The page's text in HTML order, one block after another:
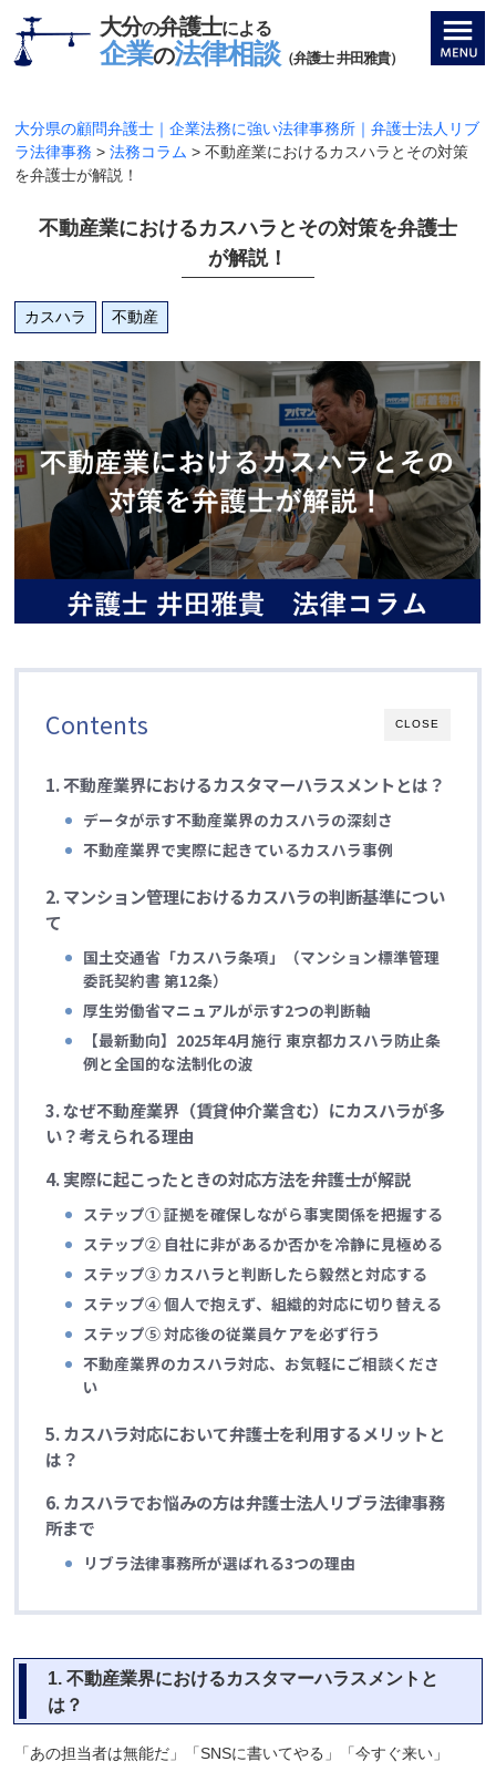
大分の弁護士による
企業の法律相談（弁護士 井田雅貴）
大分県の顧問弁護士｜企業法務に強い法律事務所｜弁護士法人リブ
ラ法律事務 >法務コラム >不動産業におけるカスハラとその対策
を弁護士が解説！
不動産業におけるカスハラとその対策を弁護士
が解説！
カスハラ 不動産
CLOSE
Contents
1.不動産業界におけるカスタマーハラスメントとは？
データが示す不動産業界のカスハラの深刻さ
不動産業界で実際に起きているカスハラ事例
2.マンション管理におけるカスハラの判断基準につい
て
国土交通省「カスハラ条項」（マンション標準管理
委託契約書 第12条）
厚生労働省マニュアルが示す2つの判断軸
【最新動向】2025年4月施行 東京都カスハラ防止条
例と全国的な法制化の波
3.なぜ不動産業界（賃貸仲介業含む）にカスハラが多
い？考えられる理由
4.実際に起こったときの対応方法を弁護士が解説
ステップ① 証拠を確保しながら事実関係を把握する
ステップ② 自社に非があるか否かを冷静に見極める
ステップ③ カスハラと判断したら毅然と対応する
ステップ④ 個人で抱えず、組織的対応に切り替える
ステップ⑤ 対応後の従業員ケアを必ず行う
不動産業界のカスハラ対応、お気軽にご相談くださ
い
5.カスハラ対応において弁護士を利用するメリットと
は？
6.カスハラでお悩みの方は弁護士法人リブラ法律事務
所まで
リブラ法律事務所が選ばれる3つの理由
1. 不動産業界におけるカスタマーハラスメントと
は？
「あの担当者は無能だ」「SNSに書いてやる」「今すぐ来い」